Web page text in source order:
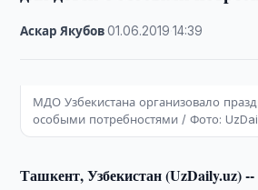
Аскар Якубов·01.06.2019 ·14:39
МДО Узбекистана организовало
особыми потребностями / Фото:
Ташкент, Узбекистан (UzDaily.uz) --